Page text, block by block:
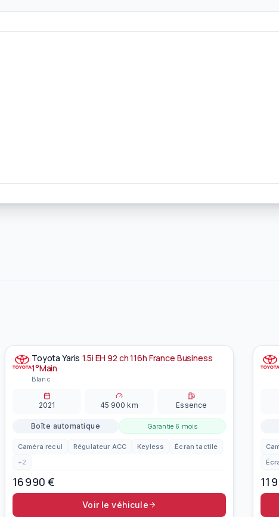
À la une EN PRÉPARATION
Toyota Yaris 1.5i EH 92 ch 116h France Business
1°Main
Blanc
2021 45 900 km Essence
Boîte automatique Garantie 6 mois
Caméra recul Régulateur ACC Keyless
Écran tactile
+2
16 990 €
Voir le véhicule
À
11